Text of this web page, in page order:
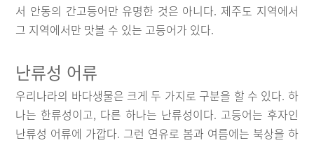
서 안동의 간고등어만 유명한 것은 아니다. 제주도 지역에서
그 지역에서만 맛볼 수 있는 고등어가 있다.
난류성 어류
우리나라의 바다생물은 크게 두 가지로 구분을 할 수 있다. 하
나는 한류성이고, 다른 하나는 난류성이다. 고등어는 후자인
난류성 어류에 가깝다. 그런 연유로 봄과 여름에는 북상을 하